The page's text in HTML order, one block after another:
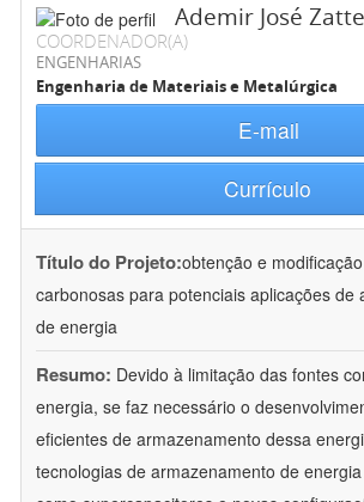
Ademir José
COORDENADOR(A)
ENGENHARIAS
Engenharia de Materiais e Metalúrgica
E-mail
Currículo
Título do Projeto:obtenção e
carbonosas para potenciais aplicações de
de energia
Resumo: Devido à limitação das fontes
energia, se faz necessário o
eficientes de armazenamento dessa
tecnologias de armazenamento de